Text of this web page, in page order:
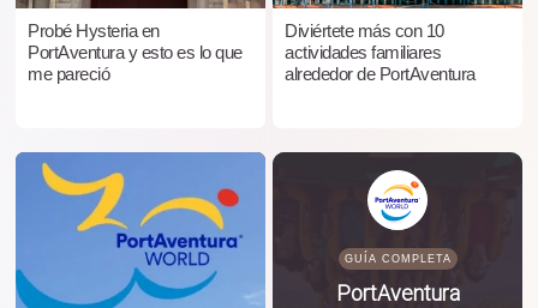
Probé Hysteria en
PortAventura y esto es lo que
me pareció
Diviértete más con 10
actividades familiares
alrededor de PortAventura
GUÍA COMPLETA
PortAventura